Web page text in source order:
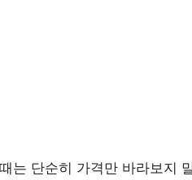
는 단순히 가격만 바라보지